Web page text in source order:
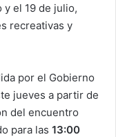
y el 19 de julio,
recreativas y
por el Gobierno
jueves a partir de
del encuentro
para las 13:00